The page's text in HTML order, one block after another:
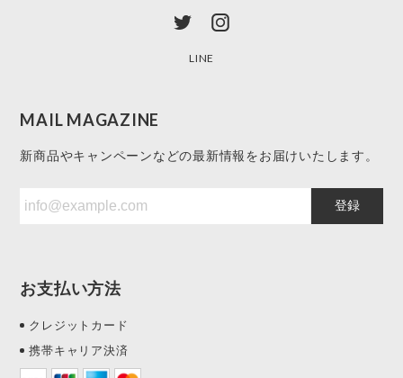
LINE
MAIL MAGAZINE
新商品やキャンペーンなどの最新情報をお届けいたします。
登録
お支払い方法
クレジットカード
携帯キャリア決済